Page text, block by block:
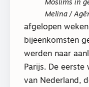
Moslims in
Melina /
afgelopen
bijeenkomsten
werden naar
Parijs. De
van Nederland,